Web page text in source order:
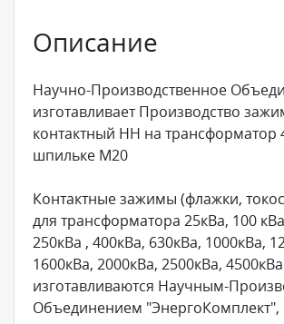
Описание
Научно-Производственное
изготавливает Производство
контактный НН на трансформатор
шпильке М20
Контактные зажимы (флажки,
для трансформатора 25кВа, 100
250кВа , 400кВа, 630кВа, 1000кВа,
1600кВа, 2000кВа, 2500кВа,
изготавливаются Научным-
Объединением "ЭнергоКомплект",